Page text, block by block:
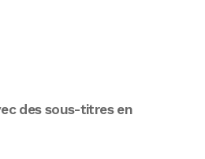
des sous-titres en